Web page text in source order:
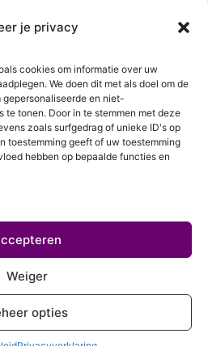
je privacy
cookies om informatie over uw
We doen dit met als doel om de
en niet-
te tonen. Door in te stemmen met deze
zoals surfgedrag of unieke ID's op
toestemming geeft of uw toestemming
hebben op bepaalde functies en
Weiger
opties
Lelystad
13.30 (Trainingen)
18.00 (De KrullenHemel)
- 18.00 (Curly Diva)